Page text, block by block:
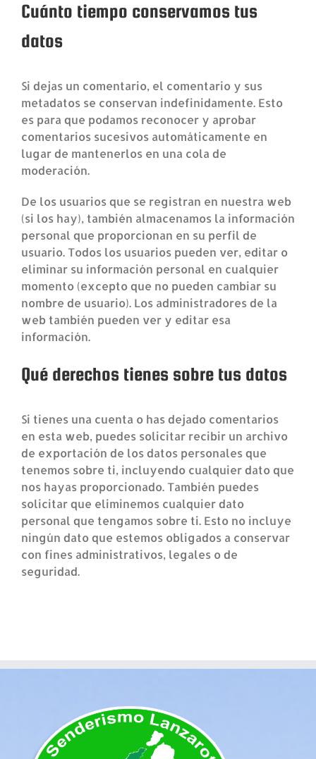
Cuánto tiempo conservamos tus
datos
Si dejas un comentario, el comentario y sus
metadatos se conservan indefinidamente. Esto
es para que podamos reconocer y aprobar
comentarios sucesivos automáticamente en
lugar de mantenerlos en una cola de
moderación.
De los usuarios que se registran en nuestra web
(si los hay), también almacenamos la información
personal que proporcionan en su perfil de
usuario. Todos los usuarios pueden ver, editar o
eliminar su información personal en cualquier
momento (excepto que no pueden cambiar su
nombre de usuario). Los administradores de la
web también pueden ver y editar esa
información.
Qué derechos tienes sobre tus datos
Si tienes una cuenta o has dejado comentarios
en esta web, puedes solicitar recibir un archivo
de exportación de los datos personales que
tenemos sobre ti, incluyendo cualquier dato que
nos hayas proporcionado. También puedes
solicitar que eliminemos cualquier dato
personal que tengamos sobre ti. Esto no incluye
ningún dato que estemos obligados a conservar
con fines administrativos, legales o de
seguridad.